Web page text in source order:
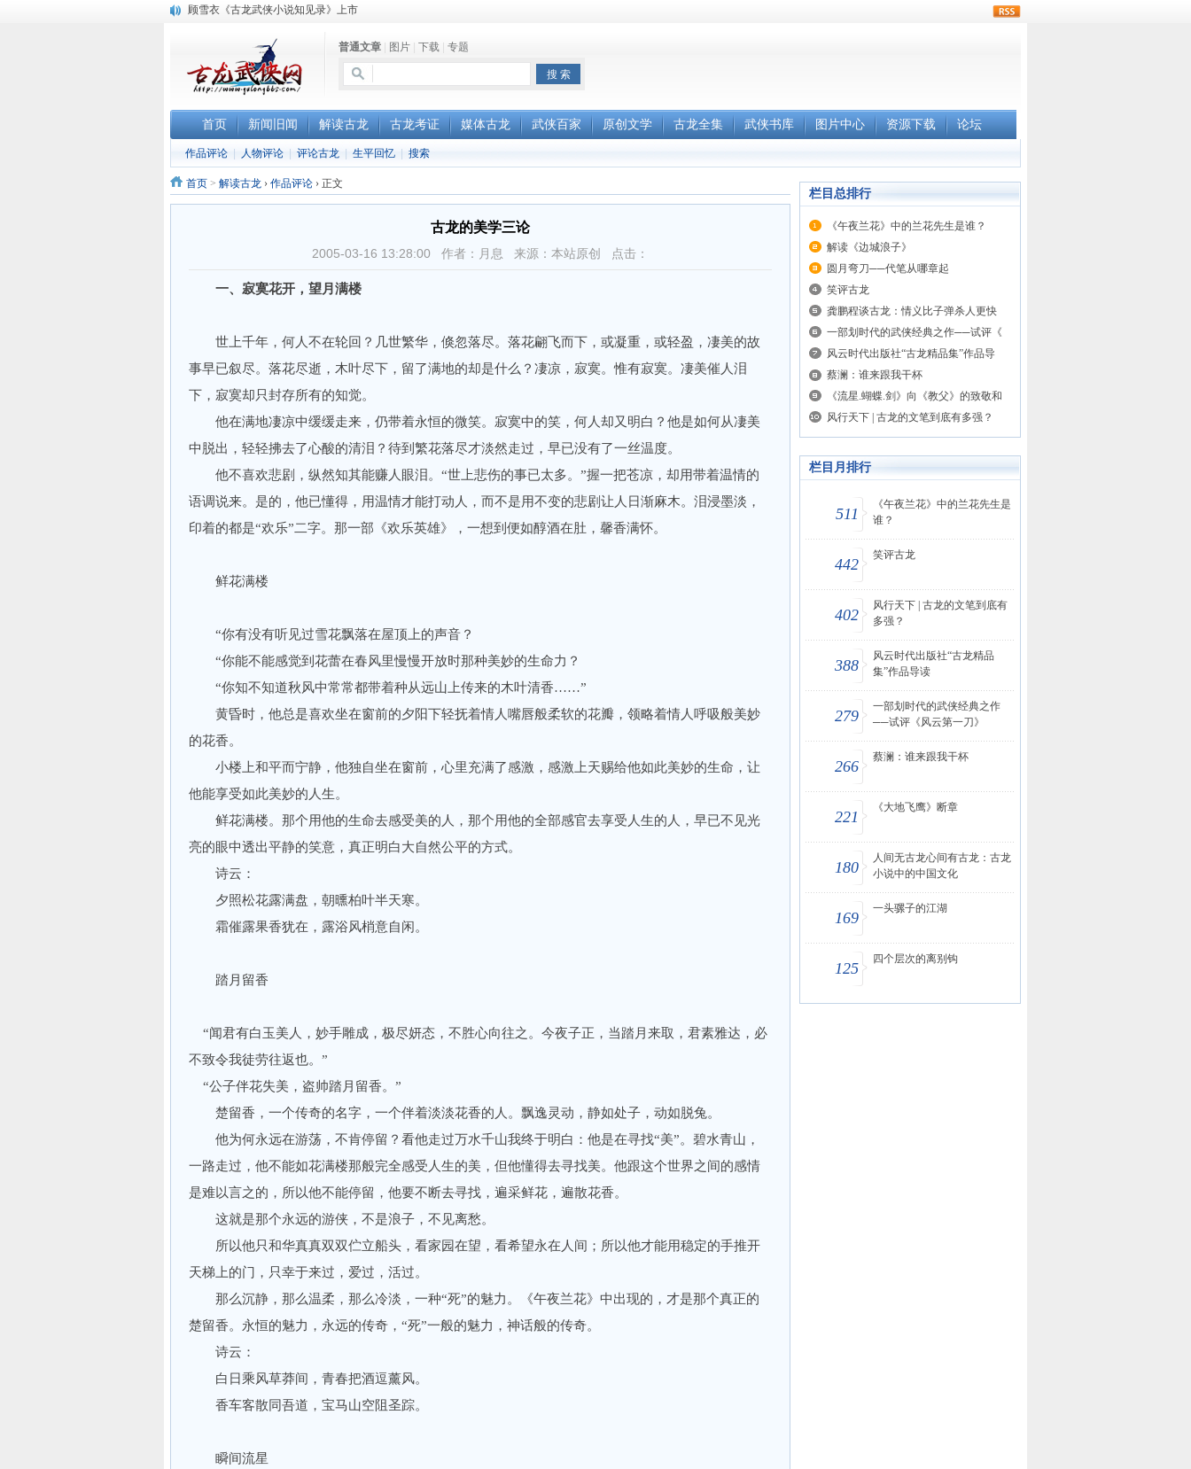
顾雪衣《古龙武侠小说知见录》上市
《古龙小说原貌探究》修订版已上市普通文章 图片 下载 专题
首页 新闻旧闻 解读古龙 古龙考证 媒体古龙 武侠百家 原创文学 古龙全集 武侠书库 图片中心 资源下载 论坛
作品评论 人物评论 评论古龙 生平回忆 搜索
首页 > 解读古龙 › 作品评论 › 正文
古龙的美学三论
2005-03-16 13:28:00 作者：月息 来源：本站原创 点击：
一、寂寞花开，望月满楼
世上千年，何人不在轮回？几世繁华，倏忽落尽。落花翩飞而下，或凝重，或轻盈，凄美的故
事早已叙尽。落花尽逝，木叶尽下，留了满地的却是什么？凄凉，寂寞。惟有寂寞。凄美催人泪
下，寂寞却只封存所有的知觉。
他在满地凄凉中缓缓走来，仍带着永恒的微笑。寂寞中的笑，何人却又明白？他是如何从凄美
中脱出，轻轻拂去了心酸的清泪？待到繁花落尽才淡然走过，早已没有了一丝温度。
他不喜欢悲剧，纵然知其能赚人眼泪。“世上悲伤的事已太多。”握一把苍凉，却用带着温情的
语调说来。是的，他已懂得，用温情才能打动人，而不是用不变的悲剧让人日渐麻木。泪浸墨淡，
印着的都是“欢乐”二字。那一部《欢乐英雄》，一想到便如醇酒在肚，馨香满怀。
鲜花满楼
“你有没有听见过雪花飘落在屋顶上的声音？
“你能不能感觉到花蕾在春风里慢慢开放时那种美妙的生命力？
“你知不知道秋风中常常都带着种从远山上传来的木叶清香……”
黄昏时，他总是喜欢坐在窗前的夕阳下轻抚着情人嘴唇般柔软的花瓣，领略着情人呼吸般美妙
的花香。
小楼上和平而宁静，他独自坐在窗前，心里充满了感激，感激上天赐给他如此美妙的生命，让
他能享受如此美妙的人生。
鲜花满楼。那个用他的生命去感受美的人，那个用他的全部感官去享受人生的人，早已不见光
亮的眼中透出平静的笑意，真正明白大自然公平的方式。
诗云：
夕照松花露满盘，朝曛柏叶半天寒。
霜催露果香犹在，露浴风梢意自闲。
踏月留香
“闻君有白玉美人，妙手雕成，极尽妍态，不胜心向往之。今夜子正，当踏月来取，君素雅达，必
不致令我徒劳往返也。”
“公子伴花失美，盗帅踏月留香。”
楚留香，一个传奇的名字，一个伴着淡淡花香的人。飘逸灵动，静如处子，动如脱兔。
他为何永远在游荡，不肯停留？看他走过万水千山我终于明白：他是在寻找“美”。碧水青山，
一路走过，他不能如花满楼那般完全感受人生的美，但他懂得去寻找美。他跟这个世界之间的感情
是难以言之的，所以他不能停留，他要不断去寻找，遍采鲜花，遍散花香。
这就是那个永远的游侠，不是浪子，不见离愁。
所以他只和华真真双双伫立船头，看家园在望，看希望永在人间；所以他才能用稳定的手推开
天梯上的门，只幸于来过，爱过，活过。
那么沉静，那么温柔，那么冷淡，一种“死”的魅力。《午夜兰花》中出现的，才是那个真正的
楚留香。永恒的魅力，永远的传奇，“死”一般的魅力，神话般的传奇。
诗云：
白日乘风草莽间，青春把酒逗薰风。
香车客散同吾道，宝马山空阻圣踪。
瞬间流星
栏目总排行
《午夜兰花》中的兰花先生是谁？
解读《边城浪子》
圆月弯刀──代笔从哪章起
笑评古龙
龚鹏程谈古龙：情义比子弹杀人更快
一部划时代的武侠经典之作──试评《
风云时代出版社“古龙精品集”作品导
蔡澜：谁来跟我干杯
《流星.蝴蝶.剑》向《教父》的致敬和
风行天下 | 古龙的文笔到底有多强？
栏目月排行
511
《午夜兰花》中的兰花先生是
谁？
442
笑评古龙
402
风行天下 | 古龙的文笔到底有
多强？
388
风云时代出版社“古龙精品
集”作品导读
279
一部划时代的武侠经典之作
──试评《风云第一刀》
266
蔡澜：谁来跟我干杯
221
《大地飞鹰》断章
180
人间无古龙心间有古龙：古龙
小说中的中国文化
169
一头骡子的江湖
125
四个层次的离别钩